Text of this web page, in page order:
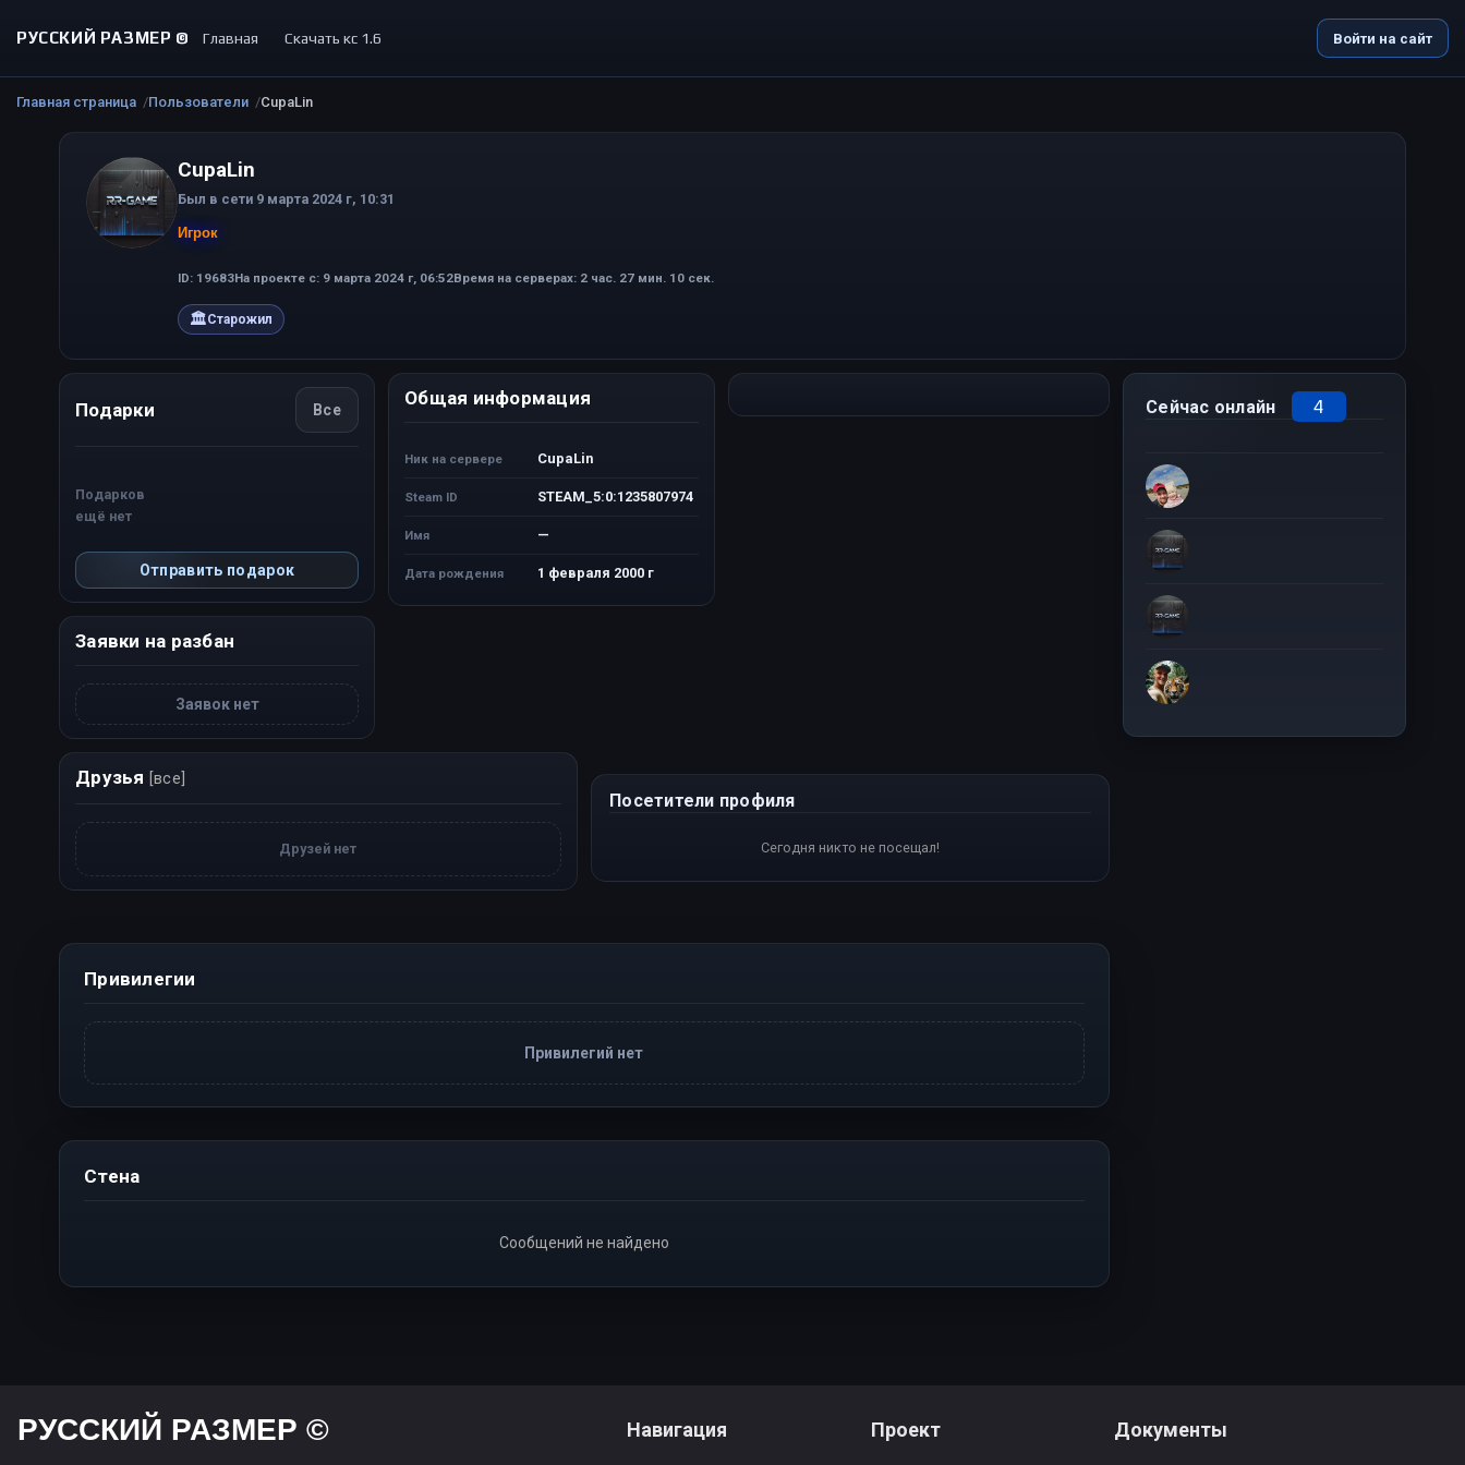
РУССКИЙ РАЗМЕР © Главная Скачать кс 1.6 Войти на сайт
Главная страница Пользователи CupaLin
CupaLin
Был в сети 9 марта 2024 г, 10:31
Игрок
ID: 19683На проекте с: 9 марта 2024 г, 06:52Время на серверах: 2 час. 27 мин. 10 сек.
🏛Старожил
Подарки Все
Подарков
ещё нет
Отправить подарок
Заявки на разбан
Заявок нет
Общая информация
Ник на сервере CupaLin
Steam ID STEAM_5:0:1235807974
Имя —
Дата рождения 1 февраля 2000 г
Друзья [все]
Друзей нет
Посетители профиля
Сегодня никто не посещал!
Сейчас онлайн 4
Привилегии
Привилегий нет
Стена
Сообщений не найдено
РУССКИЙ РАЗМЕР © Навигация Проект Документы